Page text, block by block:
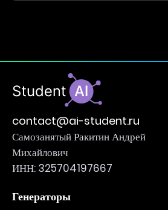
contact@ai-student.ru
Самозанятый Ракитин Андрей
Михайлович
ИНН: 325704197667
Генераторы